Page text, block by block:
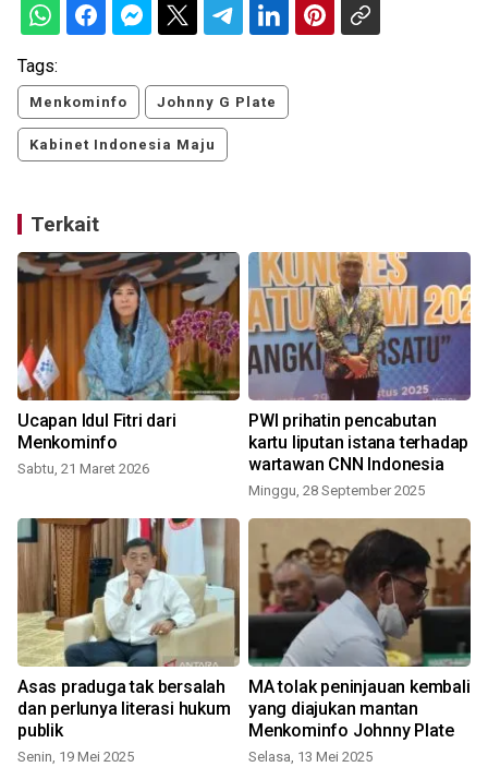
Tags:
Menkominfo Johnny G Plate
Kabinet Indonesia Maju
Terkait
Ucapan Idul Fitri dari
Menkominfo
Sabtu, 21 Maret 2026
PWI prihatin pencabutan
kartu liputan istana terhadap
wartawan CNN Indonesia
Minggu, 28 September 2025
Asas praduga tak bersalah
dan perlunya literasi hukum
publik
Senin, 19 Mei 2025
MA tolak peninjauan kembali
yang diajukan mantan
Menkominfo Johnny Plate
Selasa, 13 Mei 2025